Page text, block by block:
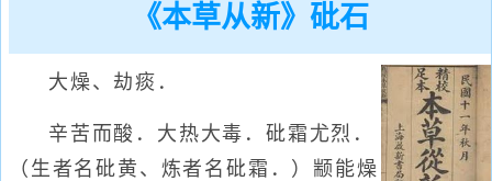
《本草从新》砒石
大燥、劫痰．
辛苦而酸．大热大毒．砒霜尤烈．
（生者名砒黄、炼者名砒霜．）颛能燥